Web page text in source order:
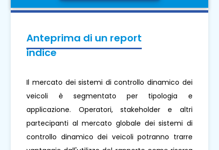
Anteprima di un report
indice
Il mercato dei sistemi di controllo dinamico dei
veicoli è segmentato per tipologia e
applicazione. Operatori, stakeholder e altri
partecipanti al mercato globale dei sistemi di
controllo dinamico dei veicoli potranno trarre